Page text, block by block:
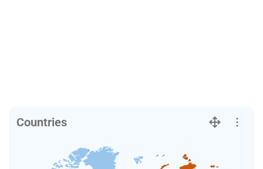
Countries